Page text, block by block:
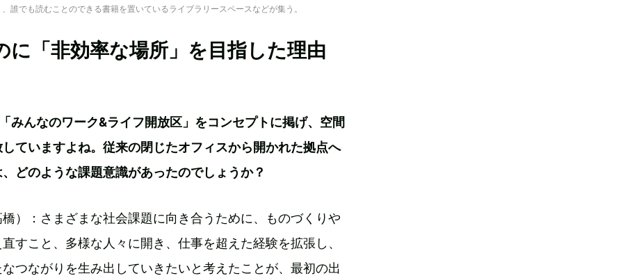
誰でも読むことのできる書籍を置いているライブラリースペースなどが集う。
に「非効率な場所」を目指した理由
みんなのワーク&ライフ開放区」をコンセプトに掲げ、空間
ていますよね。従来の閉じたオフィスから開かれた拠点へ
どのような課題意識があったのでしょうか？
）：さまざまな社会課題に向き合うために、ものづくりや
すこと、多様な人々に開き、仕事を超えた経験を拡張し、
つながりを生み出していきたいと考えたことが、最初の出